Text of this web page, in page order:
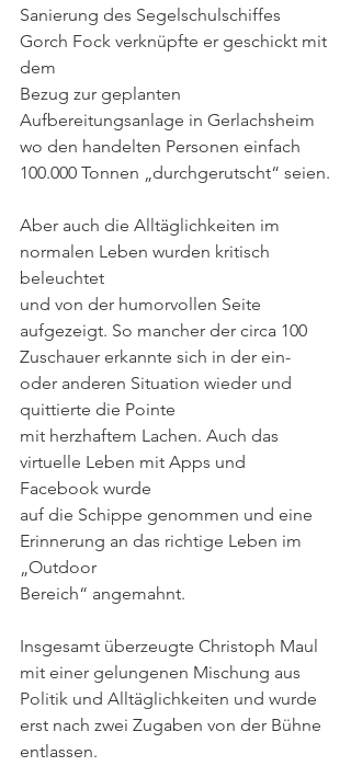
Sanierung des Segelschulschiffes
Gorch Fock verknüpfte er geschickt mit
dem
Bezug zur geplanten
Aufbereitungsanlage in Gerlachsheim
wo den handelten Personen einfach
100.000 Tonnen „durchgerutscht“ seien.
Aber auch die Alltäglichkeiten im
normalen Leben wurden kritisch
beleuchtet
und von der humorvollen Seite
aufgezeigt. So mancher der circa 100
Zuschauer erkannte sich in der ein-
oder anderen Situation wieder und
quittierte die Pointe
mit herzhaftem Lachen. Auch das
virtuelle Leben mit Apps und
Facebook wurde
auf die Schippe genommen und eine
Erinnerung an das richtige Leben im
„Outdoor
Bereich“ angemahnt.
Insgesamt überzeugte Christoph Maul
mit einer gelungenen Mischung aus
Politik und Alltäglichkeiten und wurde
erst nach zwei Zugaben von der Bühne
entlassen.